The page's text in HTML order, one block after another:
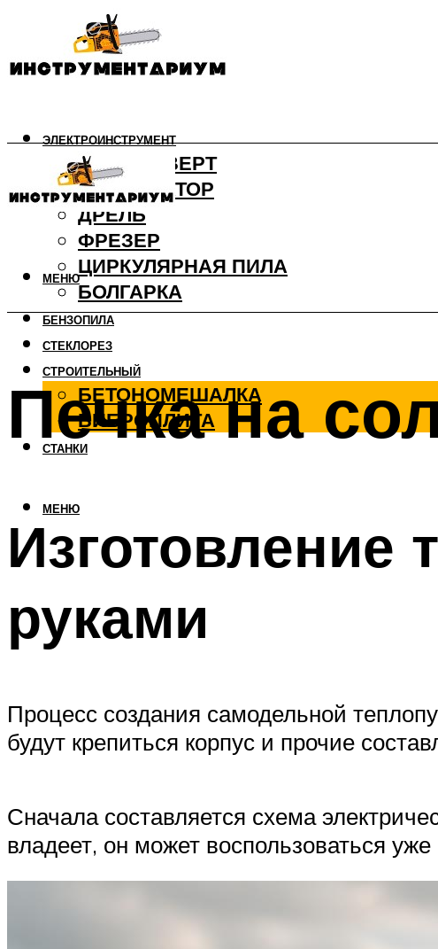
ЭЛЕКТРОИНСТРУМЕНТ
ШУРУПОВЕРТ
ПЕРФОРАТОР
ДРЕЛЬ
ФРЕЗЕР
ЦИРКУЛЯРНАЯ ПИЛА
БОЛГАРКА
БЕНЗОПИЛА
СТЕКЛОРЕЗ
СТРОИТЕЛЬНЫЙ
БЕТОНОМЕШАЛКА
ВИБРОПЛИТА
СТАНКИ
МЕНЮ
МЕНЮ
Печка на
Изготовление
руками
Процесс создания самодельной
будут крепиться корпус и прочие
Сначала составляется схема
владеет, он может воспользоваться